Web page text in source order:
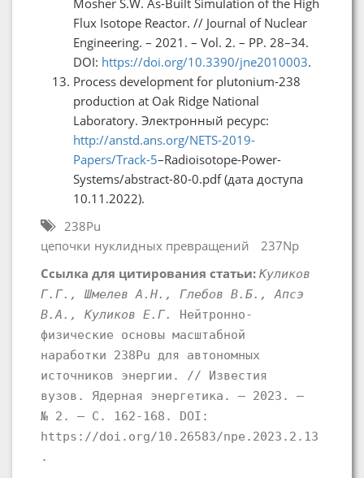
Flux Isotope Reactor. // Journal of Nuclear
Engineering. – 2021. – Vol. 2. – PP. 28–34.
DOI: https://doi.org/10.3390/jne2010003.
Process development for plutonium-238
production at Oak Ridge National
Laboratory. Электронный ресурс:
http://anstd.ans.org/NETS-2019-
Papers/Track-5–Radioisotope-Power-
Systems/abstract-80-0.pdf (дата доступа
10.11.2022).
238Pu
цепочки нуклидных превращений
237Np
Ссылка для цитирования статьи: Куликов
Г.Г., Шмелев А.Н., Глебов В.Б., Апсэ
В.А., Куликов Е.Г.
Нейтронно-
физические основы масштабной
наработки 238Pu для автономных
источников энергии. // Известия
вузов. Ядерная энергетика. – 2023. –
№ 2. – С. 162-168. DOI:
https://doi.org/10.26583/npe.2023.2.13
.